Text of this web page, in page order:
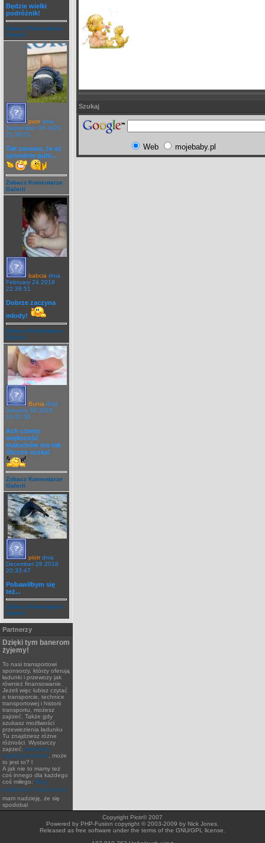
Będzie wielki
podróżnik!
Zobacz Komentarze
Galerii
piotr dnia
September 09 2020
21:36:51
Tak zasuwa, że aż
spoodnie gubi...
Zobacz Komentarze
Galerii
babcia dnia
February 24 2019
22:38:51
Dobrze zaczyna
młody!
Zobacz Komentarze
Galerii
Bunia dnia
January 30 2019
14:51:30
Ach czemu
większość
maluchów ma tak
śliczne oczka!
Zobacz Komentarze
Galerii
piotr dnia
December 28 2018
20:33:47
Pobawiłbym się
też...
Zobacz Komentarze
Galerii
Partnerzy
Dzięki tym banerom
żyjemy!
To nasi transportowi
sponsorzy, którzy oferują
ładunki i przewozy jak
również finansowanie.
Jeżeli więc lubisz czytać
o transporcie, technice
transportowej i historii
transportu, możesz
zajrzeć. Także gdy
szukasz możliwości
przewiezienia ładunku
Tu znajdziesz różne
różności. Wystarczy
zajrzeć: przewozy
międzynarodowe , może
to jest to? l
A jak nie to mamy też
coś innego dla każdego
coś miłego: Blog
powięcony transportowi
mam nadzieję, że się
spodobal
Szukaj
Web mojebaby.pl
Copyright Piotr© 2007
Powered by PHP-Fusion copyright © 2003-2009 by Nick Jones.
Released as free software under the terms of the GNU/GPL license.